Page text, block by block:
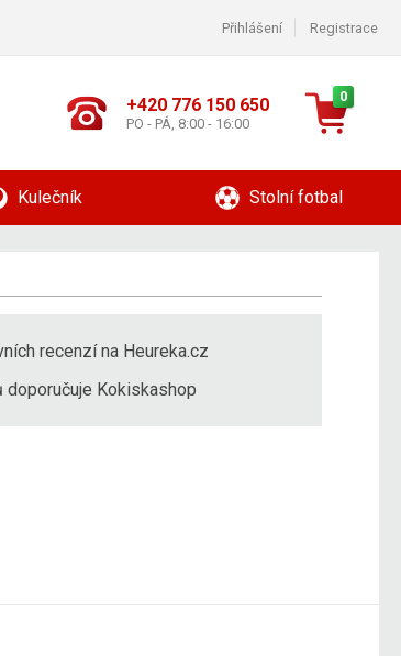
Přihlášení Registrace
+420 776 150 650
PO - PÁ, 8:00 - 16:00
0
Kulečník Stolní fotbal
recenzí na Heureka.cz
doporučuje Kokiskashop